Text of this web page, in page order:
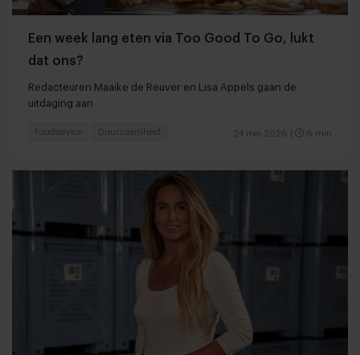
Een week lang eten via Too Good To Go, lukt
dat ons?
Redacteuren Maaike de Reuver en Lisa Appels gaan de
uitdaging aan
24 mei 2026 6 min
Foodservice Duurzaamheid